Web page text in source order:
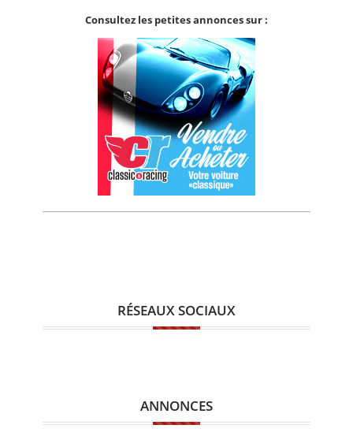
Consultez les petites annonces sur :
RÉSEAUX SOCIAUX
ANNONCES